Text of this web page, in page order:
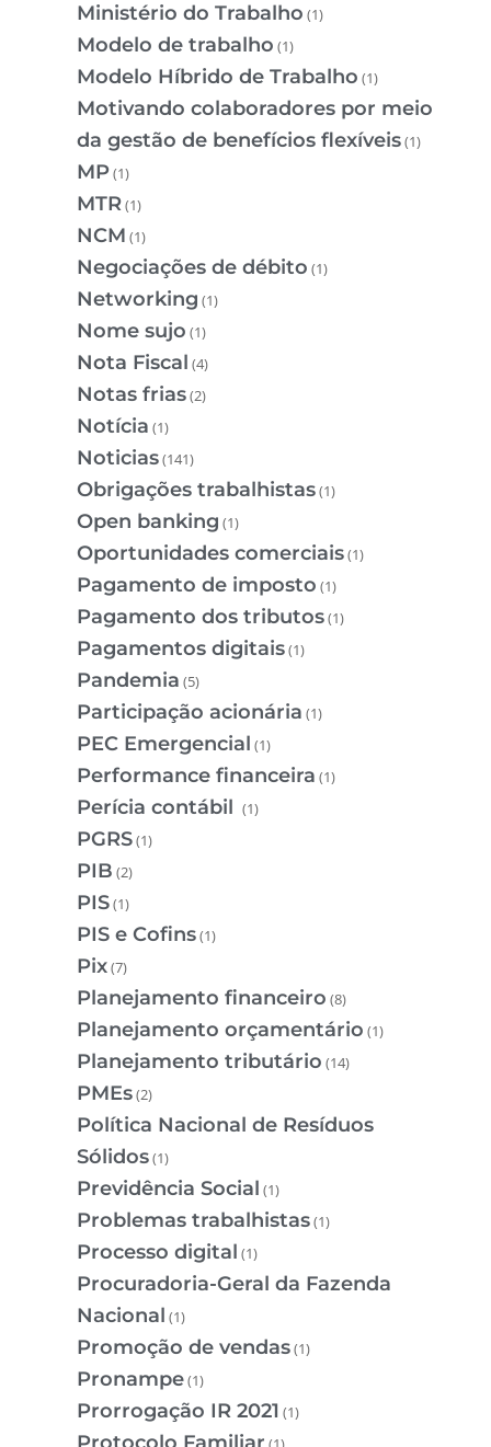
Ministério do Trabalho (1)
Modelo de trabalho (1)
Modelo Híbrido de Trabalho (1)
Motivando colaboradores por meio
da gestão de benefícios flexíveis(1)
MP(1)
MTR(1)
NCM (1)
Negociações de débito (1)
Networking (1)
Nome sujo (1)
Nota Fiscal (4)
Notas frias(2)
Notícia (1)
Noticias(141)
Obrigações trabalhistas(1)
Open banking (1)
Oportunidades comerciais(1)
Pagamento de imposto (1)
Pagamento dos tributos(1)
Pagamentos digitais(1)
Pandemia (5)
Participação acionária (1)
PEC Emergencial (1)
Performance financeira (1)
Perícia contábil (1)
PGRS(1)
PIB (2)
PIS(1)
PIS e Cofins(1)
Pix(7)
Planejamento financeiro (8)
Planejamento orçamentário (1)
Planejamento tributário (14)
PMEs(2)
Política Nacional de Resíduos
Sólidos(1)
Previdência Social (1)
Problemas trabalhistas(1)
Processo digital (1)
Procuradoria-Geral da Fazenda
Nacional (1)
Promoção de vendas(1)
Pronampe(1)
Prorrogação IR 2021 (1)